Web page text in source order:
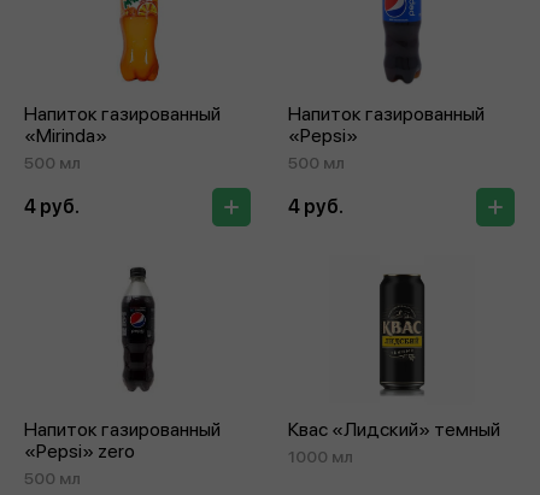
Напиток газированный
«Mirinda»
500 мл
4 руб.
Напиток газированный
«Pepsi»
500 мл
4 руб.
Напиток газированный
«Pepsi» zero
500 мл
Квас «Лидский» темный
1000 мл